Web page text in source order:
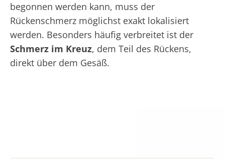
begonnen werden kann, muss der
Rückenschmerz möglichst exakt lokalisiert
werden. Besonders häufig verbreitet ist der
Schmerz im Kreuz, dem Teil des Rückens,
direkt über dem Gesäß.